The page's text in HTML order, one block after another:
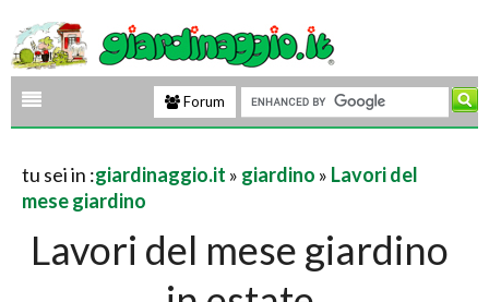
Forum
tu sei in :giardinaggio.it » giardino » Lavori del
mese giardino
Lavori del mese giardino